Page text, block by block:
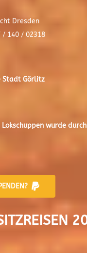
Dresden
/ 140 / 02318
Stadt Görlitz
wurde